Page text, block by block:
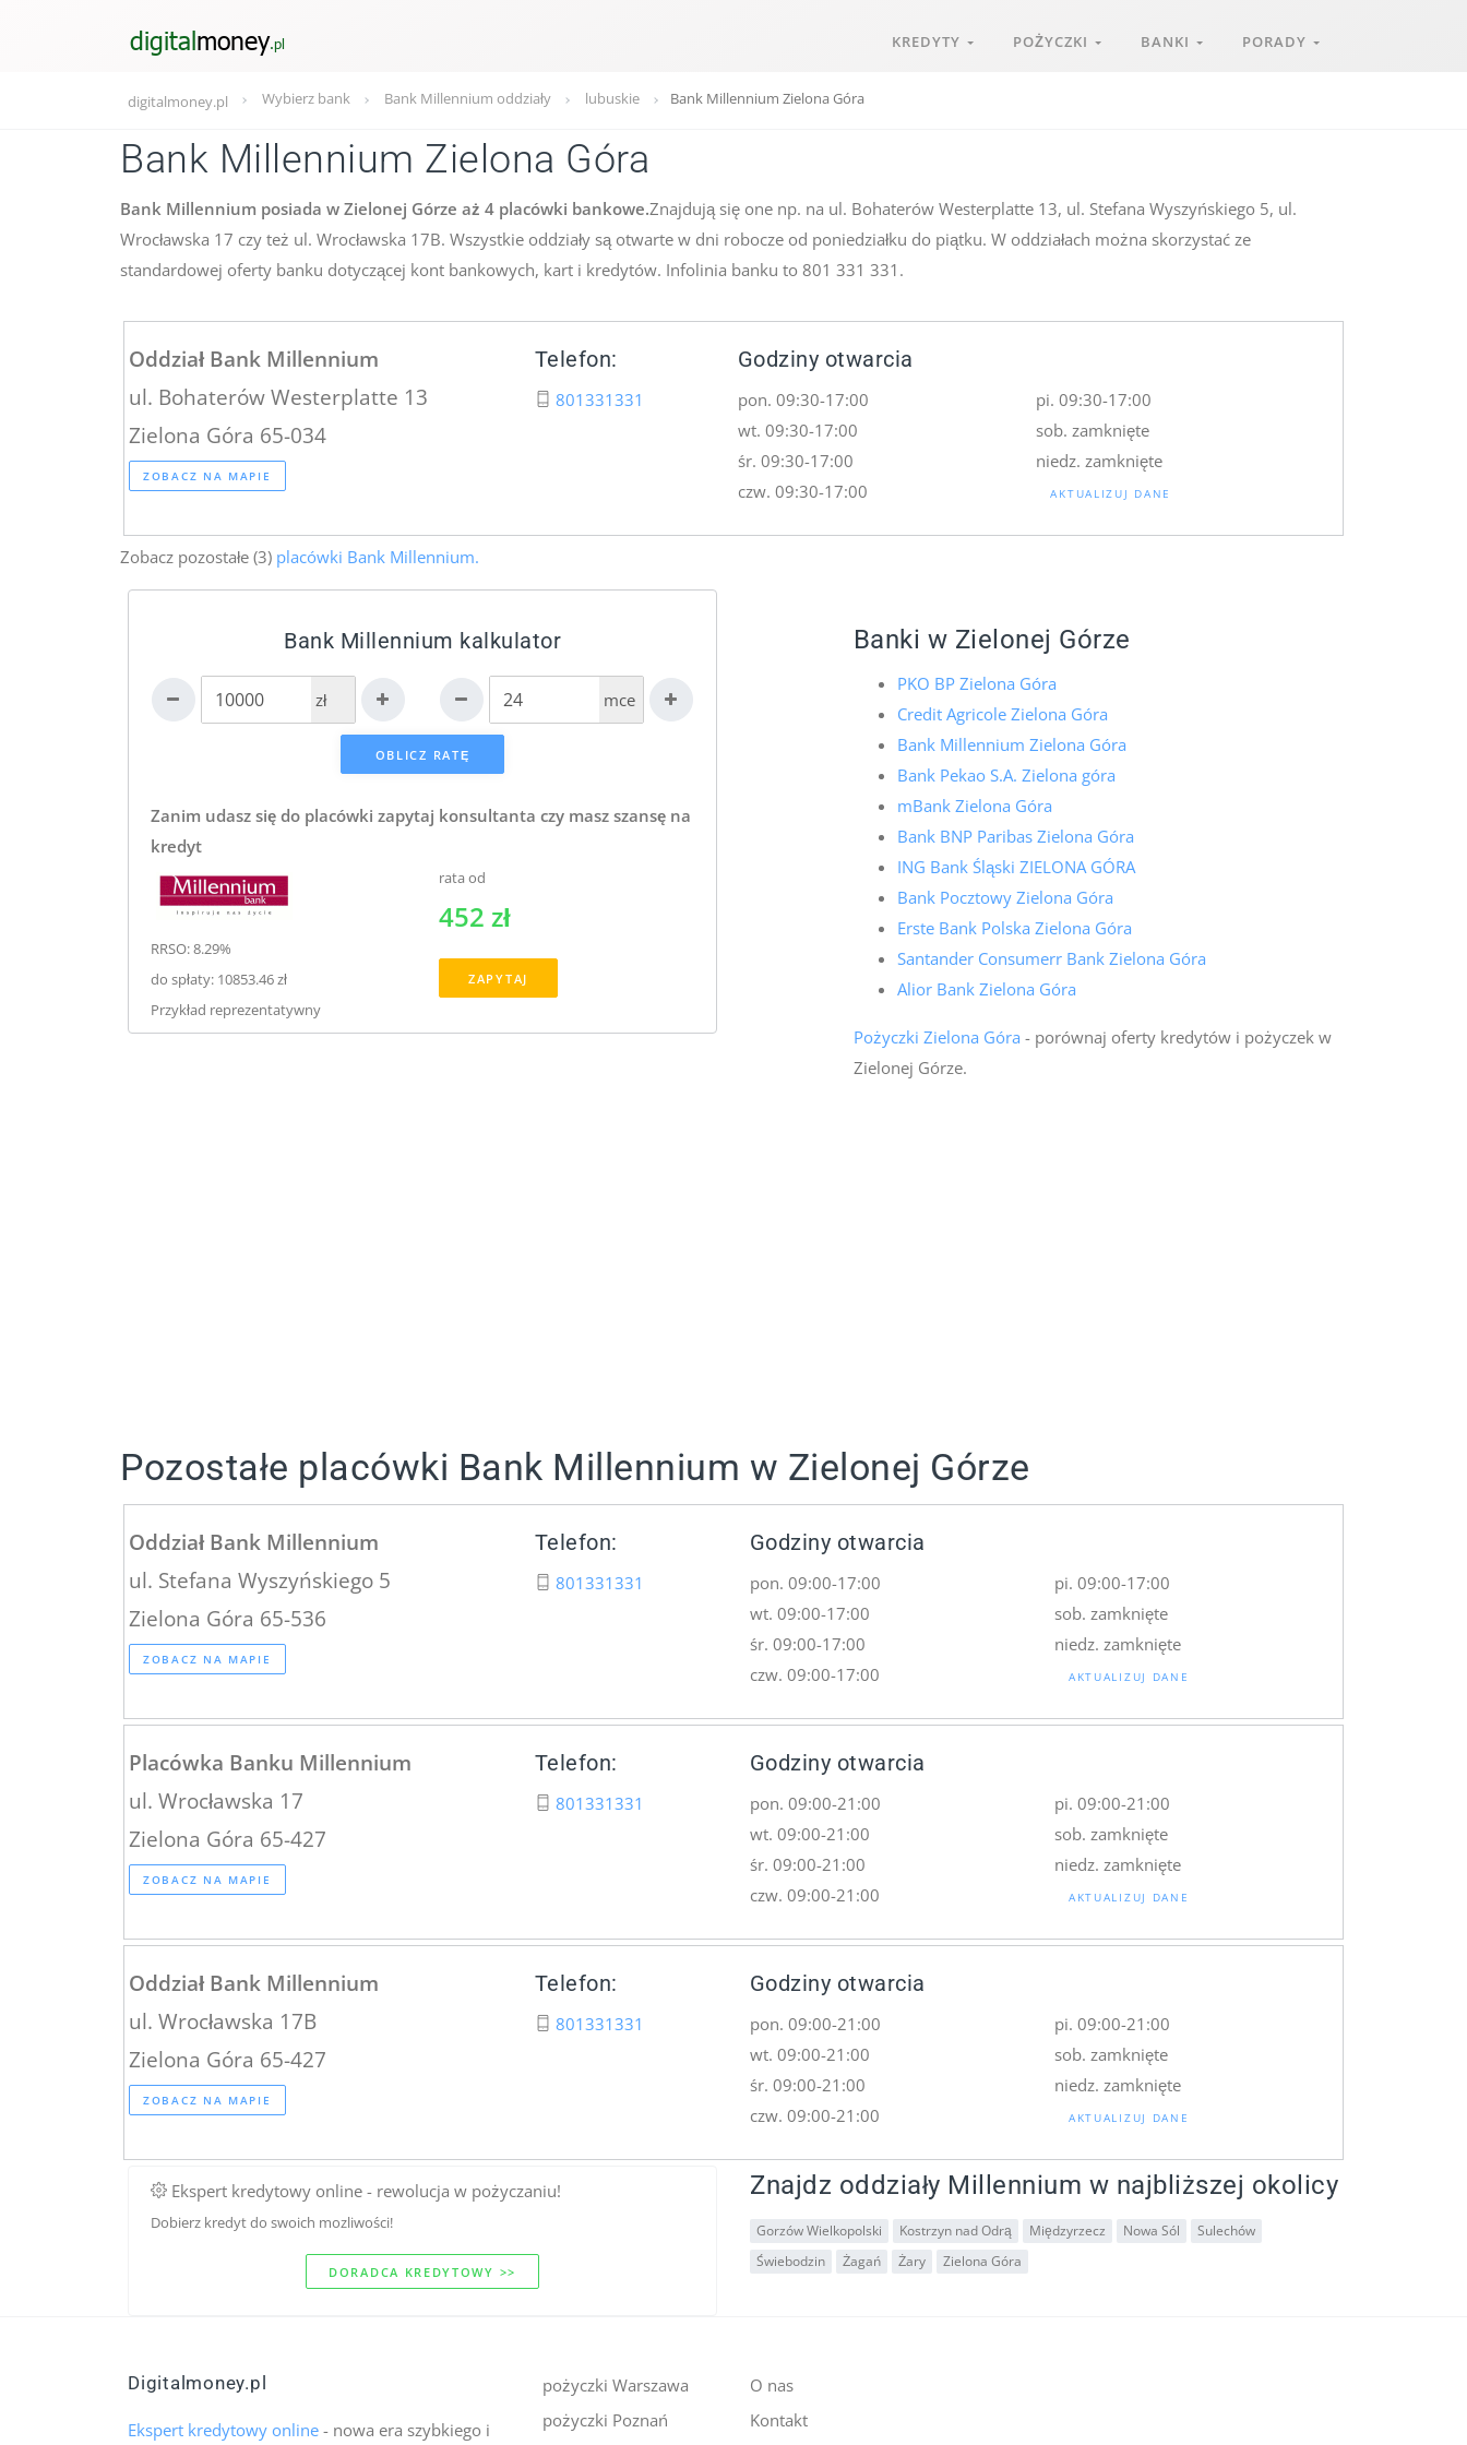
KREDYTY POŻYCZKI BANKI PORADY
digitalmoney.pl Wybierz bank Bank Millennium oddziały lubuskie Bank Millennium Zielona Góra
Bank Millennium Zielona Góra
Bank Millennium posiada w Zielonej Górze aż 4 placówki bankowe.Znajdują się one np. na ul. Bohaterów Westerplatte 13, ul. Stefana Wyszyńskiego 5, ul.
Wrocławska 17 czy też ul. Wrocławska 17B. Wszystkie oddziały są otwarte w dni robocze od poniedziałku do piątku. W oddziałach można skorzystać ze
standardowej oferty banku dotyczącej kont bankowych, kart i kredytów. Infolinia banku to 801 331 331.
Oddział Bank Millennium
ul. Bohaterów Westerplatte 13
Zielona Góra 65-034
ZOBACZ NA MAPIE
Telefon:
801331331
Godziny otwarcia
pon. 09:30-17:00
wt. 09:30-17:00
śr. 09:30-17:00
czw. 09:30-17:00
pi. 09:30-17:00
sob. zamknięte
niedz. zamknięte
AKTUALIZUJ DANE
Zobacz pozostałe (3) placówki Bank Millennium.
Bank Millennium kalkulator
zł mce
Zanim udasz się do placówki zapytaj konsultanta czy masz szansę na
kredyt
RRSO: 8.29%
do spłaty: 10853.46 zł
Przykład reprezentatywny
rata od
452 zł
ZAPYTAJ
Banki w Zielonej Górze
PKO BP Zielona Góra
Credit Agricole Zielona Góra
Bank Millennium Zielona Góra
Bank Pekao S.A. Zielona góra
mBank Zielona Góra
Bank BNP Paribas Zielona Góra
ING Bank Śląski ZIELONA GÓRA
Bank Pocztowy Zielona Góra
Erste Bank Polska Zielona Góra
Santander Consumerr Bank Zielona Góra
Alior Bank Zielona Góra
Pożyczki Zielona Góra - porównaj oferty kredytów i pożyczek w
Zielonej Górze.
Pozostałe placówki Bank Millennium w Zielonej Górze
Oddział Bank Millennium
ul. Stefana Wyszyńskiego 5
Zielona Góra 65-536
ZOBACZ NA MAPIE
Telefon:
801331331
Godziny otwarcia
pon. 09:00-17:00
wt. 09:00-17:00
śr. 09:00-17:00
czw. 09:00-17:00
pi. 09:00-17:00
sob. zamknięte
niedz. zamknięte
AKTUALIZUJ DANE
Placówka Banku Millennium
ul. Wrocławska 17
Zielona Góra 65-427
ZOBACZ NA MAPIE
Telefon:
801331331
Godziny otwarcia
pon. 09:00-21:00
wt. 09:00-21:00
śr. 09:00-21:00
czw. 09:00-21:00
pi. 09:00-21:00
sob. zamknięte
niedz. zamknięte
AKTUALIZUJ DANE
Oddział Bank Millennium
ul. Wrocławska 17B
Zielona Góra 65-427
ZOBACZ NA MAPIE
Telefon:
801331331
Godziny otwarcia
pon. 09:00-21:00
wt. 09:00-21:00
śr. 09:00-21:00
czw. 09:00-21:00
pi. 09:00-21:00
sob. zamknięte
niedz. zamknięte
AKTUALIZUJ DANE
Ekspert kredytowy online - rewolucja w pożyczaniu!
Dobierz kredyt do swoich mozliwości!
DORADCA KREDYTOWY >>
Znajdz oddziały Millennium w najbliższej okolicy
Gorzów Wielkopolski Kostrzyn nad Odrą Międzyrzecz Nowa Sól
Sulechów
Świebodzin
Żagań Żary Zielona Góra
pożyczki Warszawa
pożyczki Poznań
O nas
Kontakt
Digitalmoney.pl
Ekspert kredytowy online - nowa era szybkiego i